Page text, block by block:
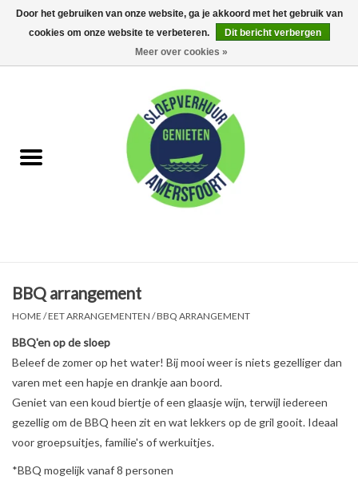
0 Artikelen - €0,00
Huur met schipper
Feest Arrangementen
Kamperen op de Eem
Tarieven
Hottub boot
BBQ arrangement
HOME /EET ARRANGEMENTEN /BBQ ARRANGEMENT
BBQ'en op de sloep
Beleef de zomer op het water! Bij mooi weer is niets gezelliger dan
varen met een hapje en drankje aan boord.
Geniet van een koud biertje of een glaasje wijn, terwijl iedereen
gezellig om de BBQ heen zit en wat lekkers op de gril gooit. Ideaal
voor groepsuitjes, familie's of werkuitjes.
*BBQ mogelijk vanaf 8 personen
Door het gebruiken van onze website, ga je akkoord met het gebruik van
cookies om onze website te verbeteren.
Dit bericht verbergen
Meer over cookies »